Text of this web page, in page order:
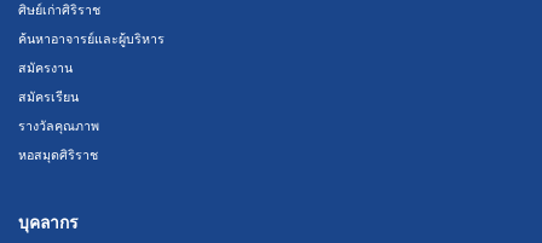
ศิษย์เก่าศิริราช
ค้นหาอาจารย์และผู้บริหาร
สมัครงาน
สมัครเรียน
รางวัลคุณภาพ
หอสมุดศิริราช
บุคลากร